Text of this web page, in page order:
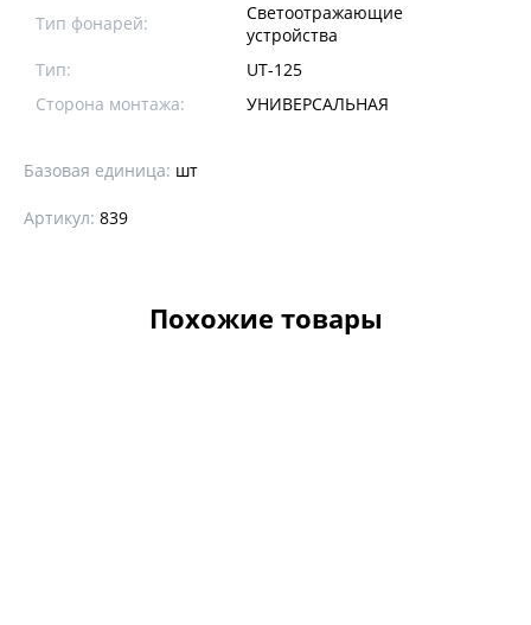
Тип фонарей:
Светоотражающие
устройства
Тип:
UT-125
Сторона монтажа:
УНИВЕРСАЛЬНАЯ
Базовая единица: шт
Артикул: 839
Похожие товары